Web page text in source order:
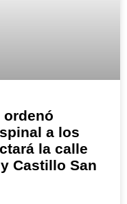
ordenó
a los
la calle
Castillo San